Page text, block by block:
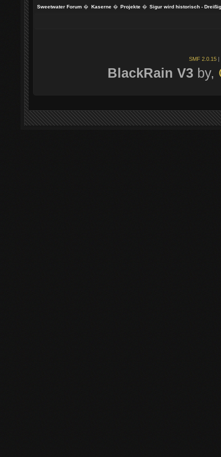
Sweetwater Forum � Kaserne� Projekte� Sigur wird historisch -
SMF 2.0.15 |
BlackRain V3 by,